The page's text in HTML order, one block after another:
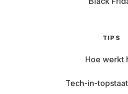
TIPS
Hoe werkt
Tech-in-